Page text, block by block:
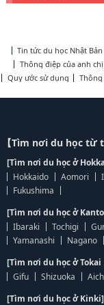
Tin tức du học Nhật Bản
Thông điệp của anh
Quy ước sử dụng
【Tìm nơi du học từ
[Tìm nơi du học ở
Hokkaido
Aomori
Fukushima
[Tìm nơi du học ở
Ibaraki
Tochigi
Yamanashi
Nagano
[Tìm nơi du học ở
Gifu
Shizuoka
[Tìm nơi du học ở Kinki]